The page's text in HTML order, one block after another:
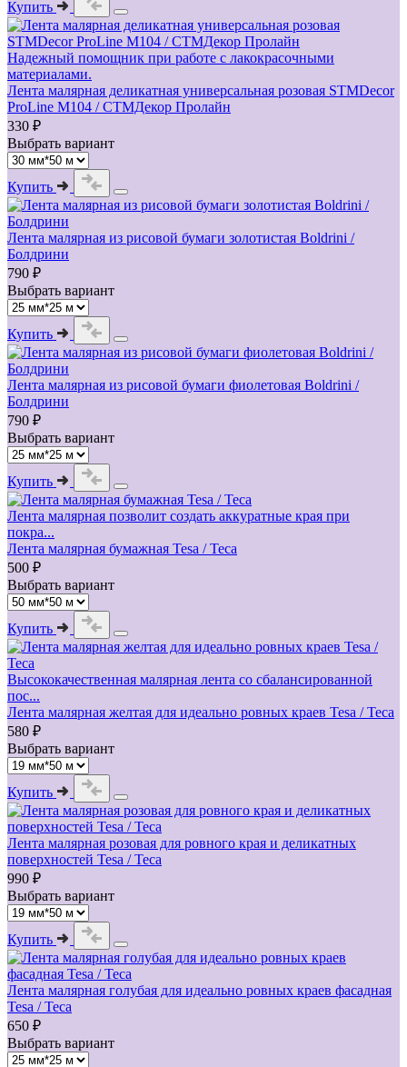
Купить
Надежный помощник при работе с лакокрасочными
материалами.
Лента малярная деликатная универсальная розовая STMDecor
ProLine M104 / СТМДекор Пролайн
330 ₽
Выбрать вариант
Купить
Лента малярная из рисовой бумаги золотистая Boldrini /
Болдрини
790 ₽
Выбрать вариант
Купить
Лента малярная из рисовой бумаги фиолетовая Boldrini /
Болдрини
790 ₽
Выбрать вариант
Купить
Лента малярная позволит создать аккуратные края при
покра...
Лента малярная бумажная Tesa / Теса
500 ₽
Выбрать вариант
Купить
Высококачественная малярная лента со сбалансированной
пос...
Лента малярная желтая для идеально ровных краев Tesa / Теса
580 ₽
Выбрать вариант
Купить
Лента малярная розовая для ровного края и деликатных
поверхностей Tesa / Теса
990 ₽
Выбрать вариант
Купить
Лента малярная голубая для идеально ровных краев фасадная
Tesa / Теса
650 ₽
Выбрать вариант